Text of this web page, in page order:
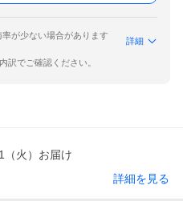
が少ない場合があります
詳細
訳でご確認ください。
（火）お届け
詳細を見る